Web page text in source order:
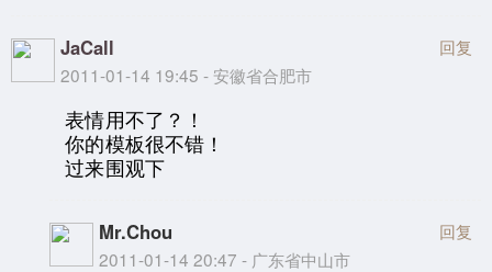
JaCall
2011-01-14 19:45 - 安徽省合肥市
回复
表情用不了？！
你的模板很不错！
过来围观下
Mr.Chou
2011-01-14 20:47 - 广东省中山市
回复